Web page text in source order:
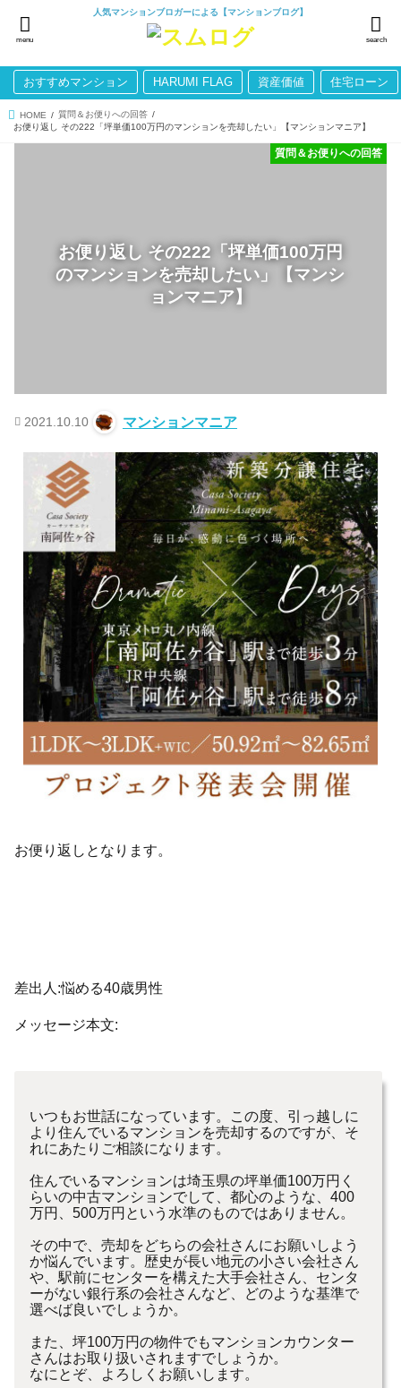
人気マンションブロガーによる【マンションブログ】
search
menu
おすすめマンション HARUMI FLAG 資産価値 住宅ローン
HOME
質問＆お便りへの回答
お便り返し その222「坪単価100万円のマンションを売却したい」【マンションマニア】
お便り返し その222「坪単価100万円
のマンションを売却したい」【マンシ
ョンマニア】
質問＆お便りへの回答
2021.10.10 マンションマニア
お便り返しとなります。
差出人:悩める40歳男性
メッセージ本文:
いつもお世話になっています。この度、引っ越しに
より住んでいるマンションを売却するのですが、そ
れにあたりご相談になります。
住んでいるマンションは埼玉県の坪単価100万円く
らいの中古マンションでして、都心のような、400
万円、500万円という水準のものではありません。
その中で、売却をどちらの会社さんにお願いしよう
か悩んでいます。歴史が長い地元の小さい会社さん
や、駅前にセンターを構えた大手会社さん、センタ
ーがない銀行系の会社さんなど、どのような基準で
選べば良いでしょうか。
また、坪100万円の物件でもマンションカウンター
さんはお取り扱いされますでしょうか。
なにとぞ、よろしくお願いします。